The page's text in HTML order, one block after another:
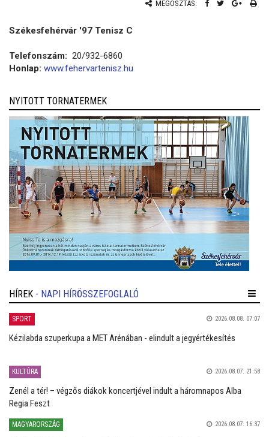
MEGOSZTÁS:
Székesfehérvár '97 Tenisz C
Telefonszám: 20/932-6860
Honlap: www.fehervartenisz.hu
NYITOTT TORNATERMEK
HÍREK - NAPI HÍRÖSSZEFOGLALÓ
SPORT 2026.08.08. 07:07
Kézilabda szuperkupa a MET Arénában - elindult a jegyértékesítés
KULTÚRA 2026.08.07. 21:58
Zenél a tér! – végzős diákok koncertjével indult a háromnapos Alba
Regia Feszt
MAGYARORSZÁG 2026.08.07. 16:37